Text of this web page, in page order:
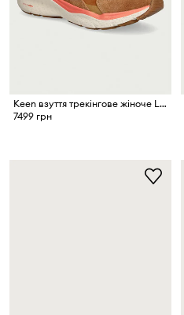
Keen взуття трекінгове жіноче LEIKI LEATHER
7499 грн